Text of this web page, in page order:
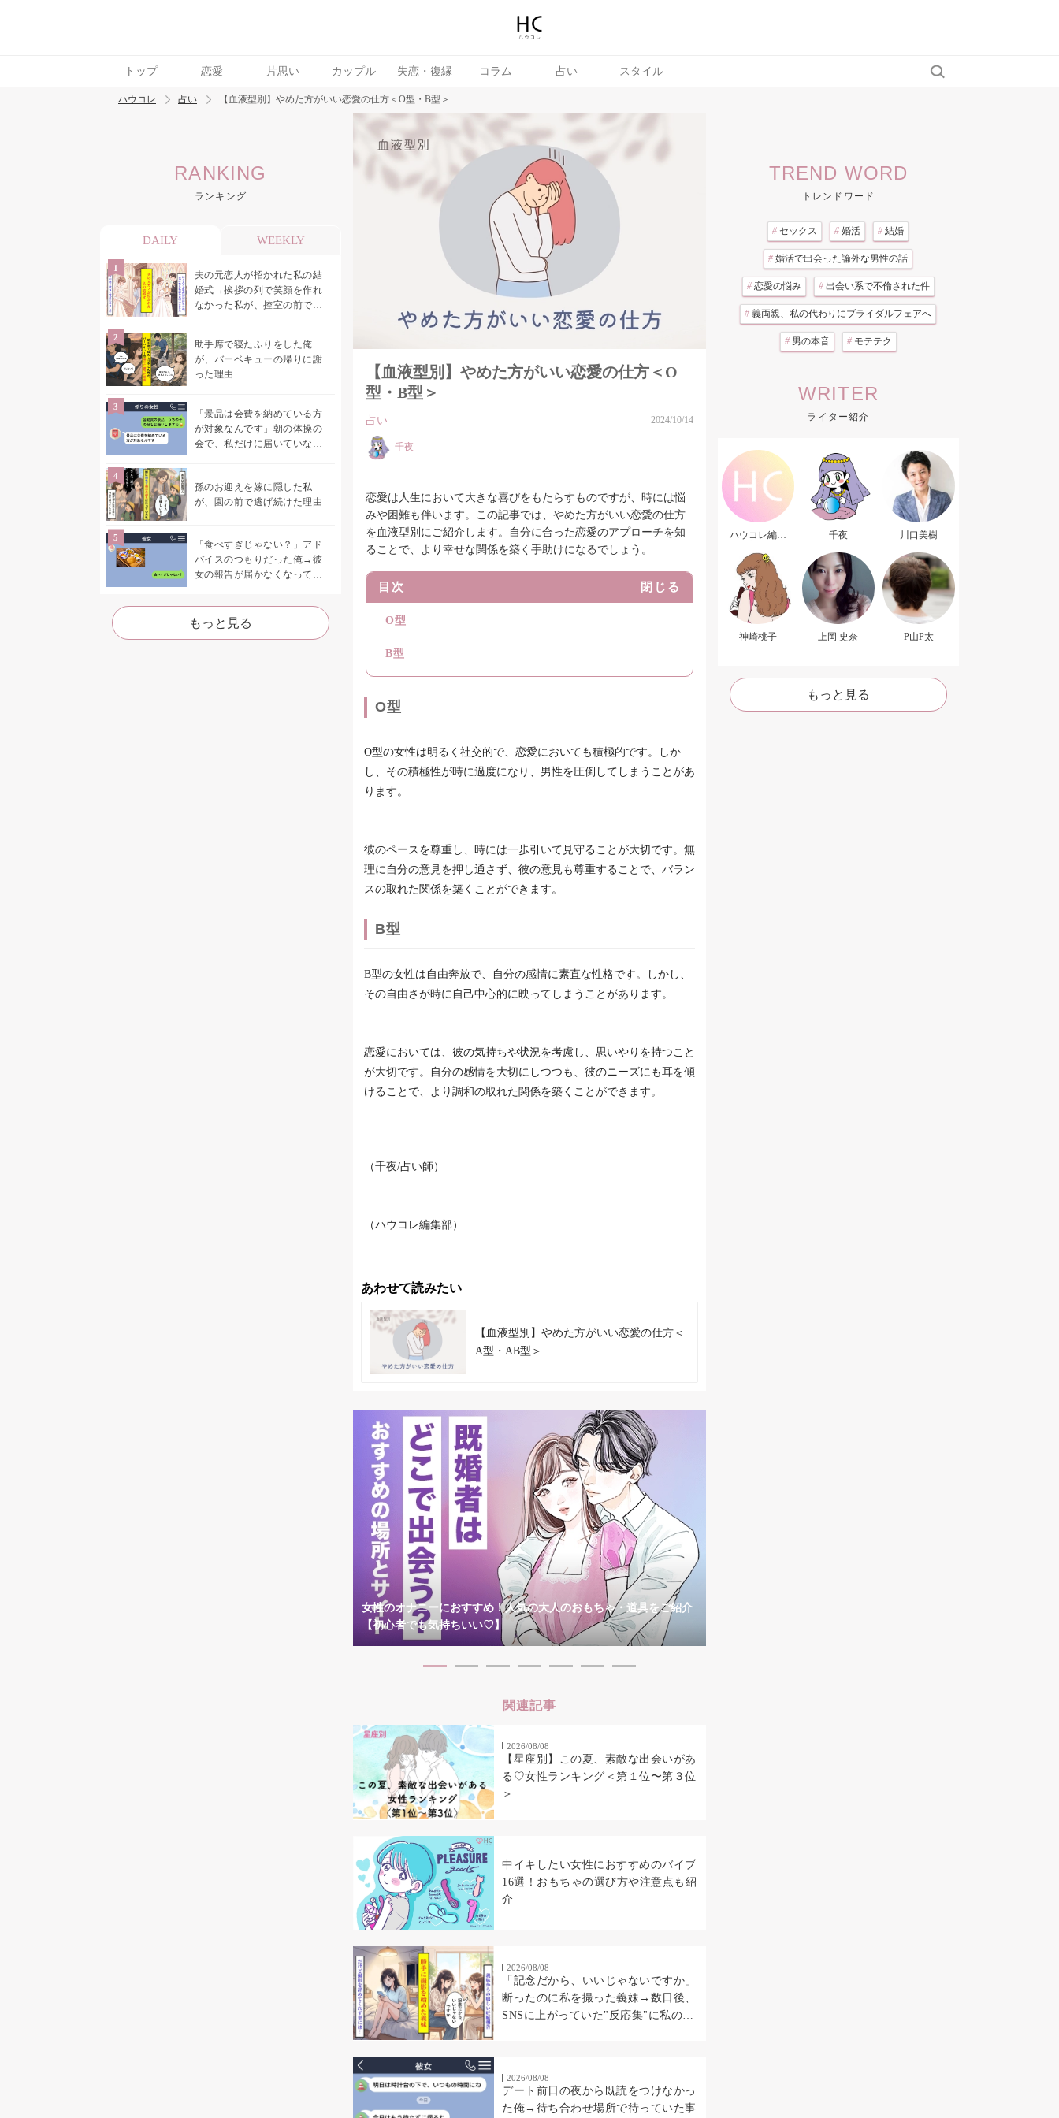
トップ 恋愛 片思い カップル 失恋・復縁 コラム 占い スタイル
トレンド ワード
ハウコレ 占い 【血液型別】やめた方がいい恋愛の仕方＜O型・B型＞
RANKING
ランキング
DAILY WEEKLY
夫の元恋人が招かれた私の結
婚式→挨拶の列で笑顔を作れ
なかった私が、控室の前で彼
助手席で寝たふりをした俺
が、バーベキューの帰りに謝
った理由
「景品は会費を納めている方
が対象なんです」朝の体操の
会で、私だけに届いていなか
孫のお迎えを嫁に隠した私
が、園の前で逃げ続けた理由
「食べすぎじゃない？」アド
バイスのつもりだった俺→彼
女の報告が届かなくなって、
た
もっと見る
【血液型別】やめた方がいい恋愛の仕方＜O
型・B型＞
占い 2024/10/14
千夜
恋愛は人生において大きな喜びをもたらすものですが、時には悩
みや困難も伴います。この記事では、やめた方がいい恋愛の仕方
を血液型別にご紹介します。自分に合った恋愛のアプローチを知
ることで、より幸せな関係を築く手助けになるでしょう。
目次 閉じる
O型
B型
O型
O型の女性は明るく社交的で、恋愛においても積極的です。しか
し、その積極性が時に過度になり、男性を圧倒してしまうことがあ
ります。
彼のペースを尊重し、時には一歩引いて見守ることが大切です。無
理に自分の意見を押し通さず、彼の意見も尊重することで、バラン
スの取れた関係を築くことができます。
B型
B型の女性は自由奔放で、自分の感情に素直な性格です。しかし、
その自由さが時に自己中心的に映ってしまうことがあります。
恋愛においては、彼の気持ちや状況を考慮し、思いやりを持つこと
が大切です。自分の感情を大切にしつつも、彼のニーズにも耳を傾
けることで、より調和の取れた関係を築くことができます。
（千夜/占い師）
（ハウコレ編集部）
あわせて読みたい
【血液型別】やめた方がいい恋愛の仕方＜
A型・AB型＞
女性のオナニーにおすすめ！人気の大人のおもちゃ・道具をご紹介
【初心者でも気持ちいい♡】
関連記事
2026/08/08
【星座別】この夏、素敵な出会いがあ
る♡女性ランキング＜第１位〜第３位
＞
中イキしたい女性におすすめのバイブ
16選！おもちゃの選び方や注意点も紹
介
2026/08/08
「記念だから、いいじゃないですか」
断ったのに私を撮った義妹→数日後、
SNSに上がっていた"反応集"に私の顔
2026/08/08
デート前日の夜から既読をつけなかっ
た俺→待ち合わせ場所で待っていた事
TREND WORD
トレンドワード
# セックス # 婚活 # 結婚
# 婚活で出会った論外な男性の話
# 恋愛の悩み # 出会い系で不倫された件
# 義両親、私の代わりにブライダルフェアへ
# 男の本音 # モテテク
WRITER
ライター紹介
ハウコレ編集
千夜 川口美樹
神崎桃子 上岡 史奈 P山P太
もっと見る